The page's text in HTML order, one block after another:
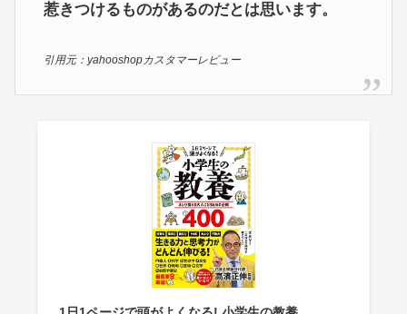
惹きつけるものがあるのだとは思います。
引用元：yahooshopカスタマーレビュー